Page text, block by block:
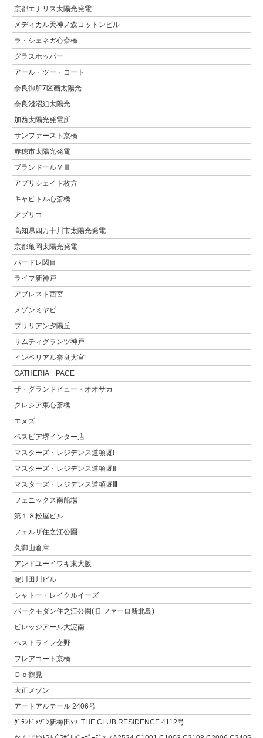
京都エナリス太陽光発電
メディカル天神ノ森コットンビル
ラ・シェネガ心斎橋
グラスホッパー
アール・ツー・コート
奈良御所7区画太陽光
奈良淺沼組太陽光
加西太陽光発電所
サンファースト京橋
赤穂市太陽光発電
ブランドールＭⅢ
アプリシェイト枚方
キャピトル心斎橋
アプリコ
高知県四万十川市太陽光発電
京都亀岡太陽光発電
パードレ関目
ライフ新神戸
アブレスト西宮
メゾンミヤビ
ブリリアン夕陽丘
サムティグランツ神戸
インペリアル奈良大宮
GATHERIA PACE
ザ・グランドビュー・オオサカ
クレシア東心斎橋
エヌズ
ベスピア堺インター店
マスターズ・レジデンス道頓堀Ⅰ
マスターズ・レジデンス道頓堀Ⅱ
マスターズ・レジデンス道頓堀Ⅲ
フェニックス南船場
第１８松屋ビル
フェルザ住之江公園
久御山倉庫
アンドユーイワキ東大阪
淀川田川ビル
シャトー・レイクルイーズ
パークモダン住之江公園(旧 ファーロ新北島)
ビレッジアール大淀南
ベストライフ交野
フレアコート京橋
Ｄｏ鶴見
大正メゾン
アートアルテール 2406号
ｸﾞﾗﾝﾄﾞﾒｿﾞﾝ新梅田ﾀﾜｰTHE CLUB RESIDENCE 4112号